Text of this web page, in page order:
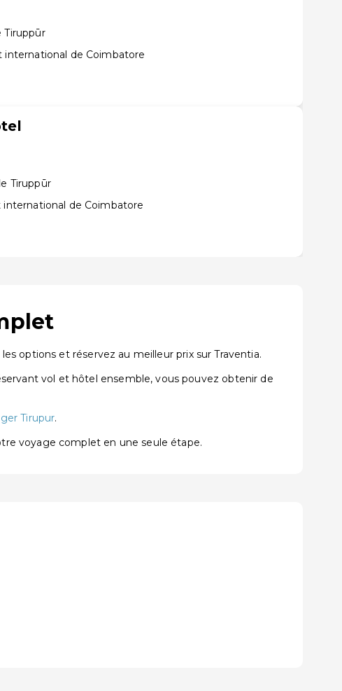
Tiruppūr
international de Coimbatore
Tiruppūr
international de Coimbatore
options et réservez au meilleur prix sur Traventia.
vol et hôtel ensemble, vous pouvez obtenir de
Tirupur.
voyage complet en une seule étape.